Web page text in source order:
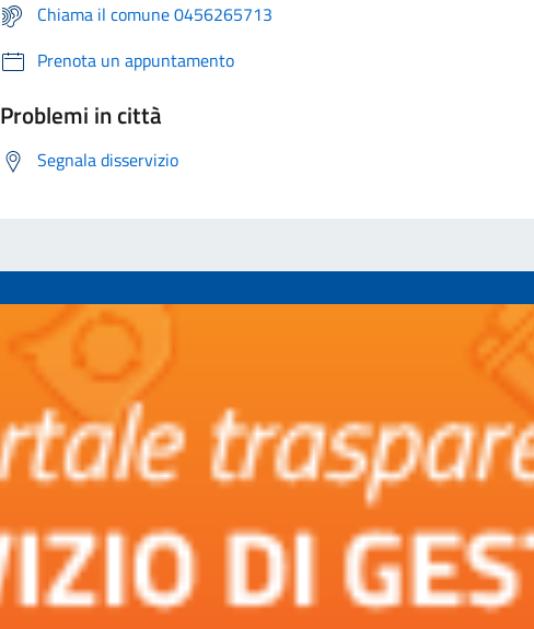
Chiama il comune 0456265713
Prenota un appuntamento
Problemi in città
Segnala disservizio